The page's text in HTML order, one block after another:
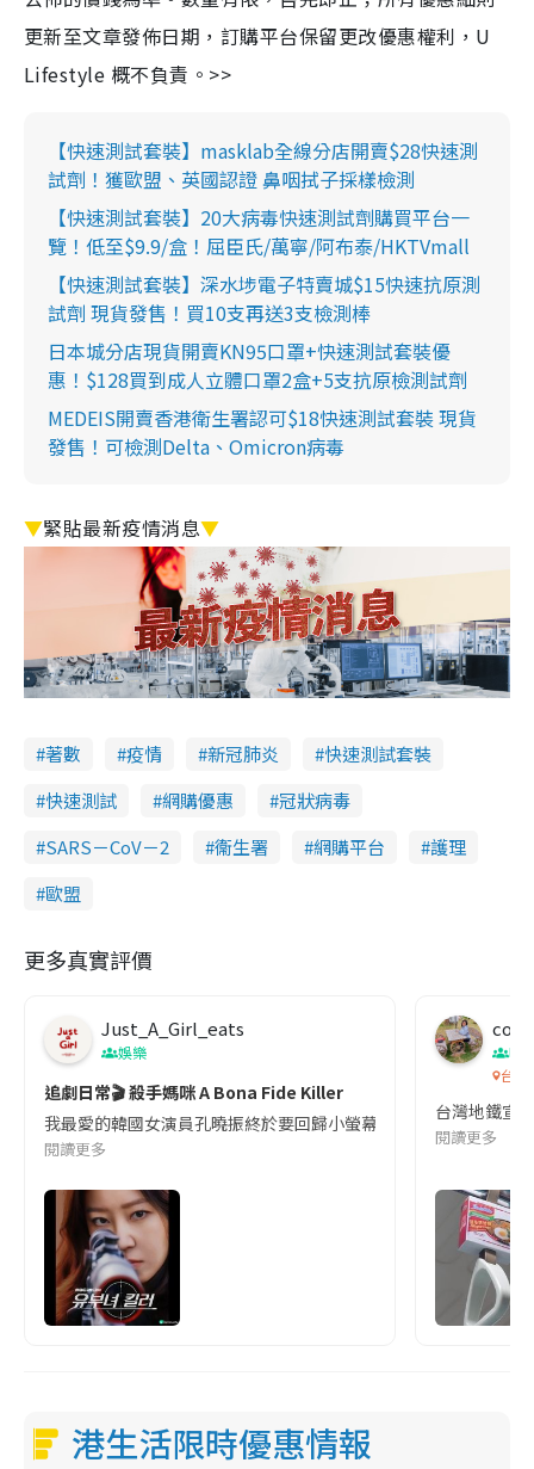
更新至文章發佈日期，訂購平台保留更改優惠權利，U
Lifestyle 概不負責。>>
【快速測試套裝】masklab全線分店開賣$28快速測
試劑！獲歐盟、英國認證 鼻咽拭子採樣檢測
【快速測試套裝】20大病毒快速測試劑購買平台一
覽！低至$9.9/盒！屈臣氏/萬寧/阿布泰/HKTVmall
【快速測試套裝】深水埗電子特賣城$15快速抗原測
試劑 現貨發售！買10支再送3支檢測棒
日本城分店現貨開賣KN95口罩+快速測試套裝優
惠！$128買到成人立體口罩2盒+5支抗原檢測試劑
MEDEIS開賣香港衛生署認可$18快速測試套裝 現貨
發售！可檢測Delta、Omicron病毒
▼緊貼最新疫情消息▼
著數 疫情 新冠肺炎
快速測試套裝
快速測試
網購優惠
冠狀病毒
SARS－CoV－2
衞生署 網購平台
護理
歐盟
更多真實評價
Just_A_Girl_eats
娛樂
追劇日常🎬 殺手媽咪 A Bona Fide Killer
我最愛的韓國女演員孔曉振終於要回歸小螢幕啦!這次的劇本改編
閱讀更多
co
吹
台灣
台灣地鐵宣
閱讀更多
港生活限時優惠情報